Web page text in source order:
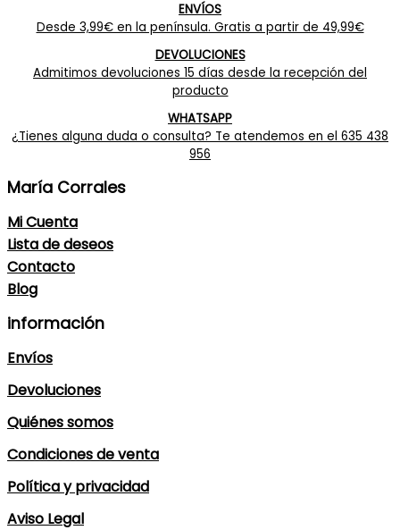
ENVÍOS
Desde 3,99€ en la península. Gratis a partir de 49,99€
DEVOLUCIONES
Admitimos devoluciones 15 días desde la recepción del
producto
WHATSAPP
¿Tienes alguna duda o consulta? Te atendemos en el 635 438
956
María Corrales
Mi Cuenta
Lista de deseos
Contacto
Blog
información
Envíos
Devoluciones
Quiénes somos
Condiciones de venta
Política y privacidad
Aviso Legal